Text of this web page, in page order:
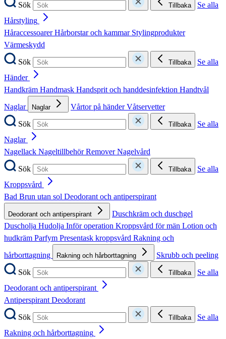
Sök
Tillbaka
Se alla
Hårstyling
HåraccessoarerHårborstar och kammar Stylingprodukter
Värmeskydd
Sök
Tillbaka
Se alla
Händer
Handkräm Handmask Handsprit och handdesinfektion Handtvål
Naglar
Naglar Vårtor på händerVåtservetter
Sök
Tillbaka
Se alla
Naglar
Nagellack NageltillbehörRemoverNagelvård
Sök
Tillbaka
Se alla
Kroppsvård
Bad Brun utan sol Deodorant och antiperspirant
Deodorant och antiperspirant
Duschkräm och duschgel
Duscholja Hudolja Inför operation Kroppsvård för män Lotion och
hudkräm Parfym Presentask kroppsvård Rakning och
hårborttagning
Rakning och hårborttagning
Skrubb och peeling
Sök
Tillbaka
Se alla
Deodorant och antiperspirant
AntiperspirantDeodorant
Sök
Tillbaka
Se alla
Rakning och hårborttagning